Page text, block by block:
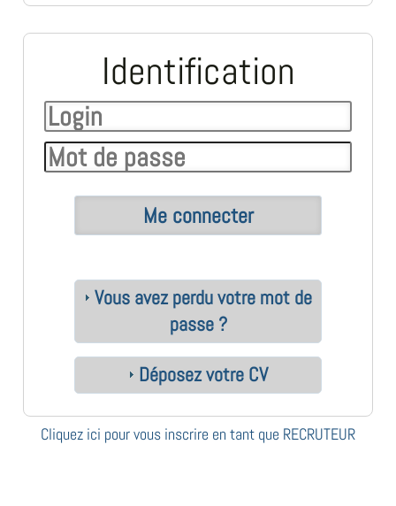
Identification
Vous avez perdu votre mot de
passe ?
Déposez votre CV
Cliquez ici pour vous inscrire en tant que RECRUTEUR